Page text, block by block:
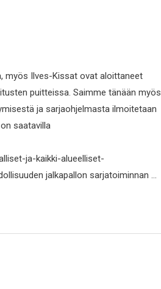
myös Ilves-Kissat ovat aloittaneet
puitteissa. Saimme tänään myös
ja sarjaohjelmasta ilmoitetaan
saatavilla
ja-kaikki-alueelliset-
jalkapallon sarjatoiminnan …